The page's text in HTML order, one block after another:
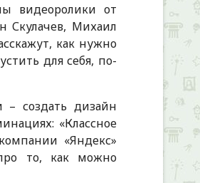
видеоролики от
Скулачев, Михаил
как нужно
для себя, по-
– создать дизайн
«Классное
«Яндекс»
про то, как можно